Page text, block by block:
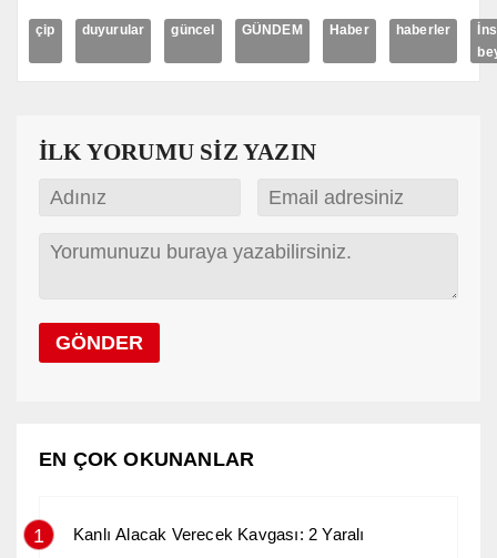
çip duyurular güncel GÜNDEM Haber haberler
İLK YORUMU SİZ YAZIN
EN ÇOK OKUNANLAR
1 Kanlı Alacak Verecek Kavgası: 2 Yaralı